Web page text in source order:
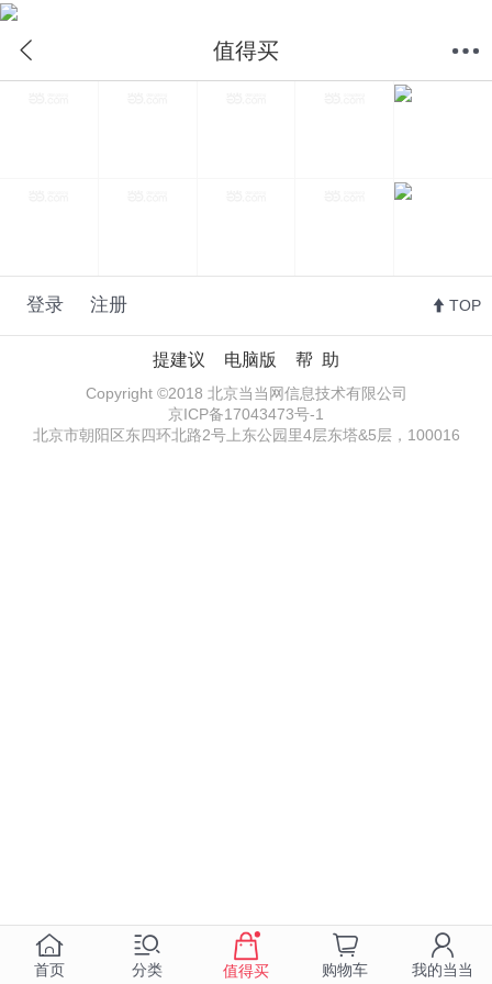
值得买
登录 注册 TOP
提建议 电脑版 帮 助
Copyright ©2018 北京当当网信息技术有限公司
京ICP备17043473号-1
北京市朝阳区东四环北路2号上东公园里4层东塔&5层，100016
首页 分类 值得买 购物车 我的当当